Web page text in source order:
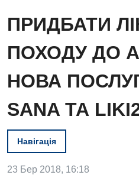
ПРИДБАТИ
ПОХОДУ ДО
НОВА
SANA ТА
Навігація
23 Бер 2018, 16:18